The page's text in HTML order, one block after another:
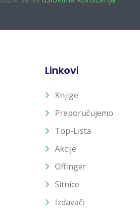
Linkovi
Knjige
Preporučujemo
Top-Lista
Akcije
Offinger
Sitnice
Izdavači